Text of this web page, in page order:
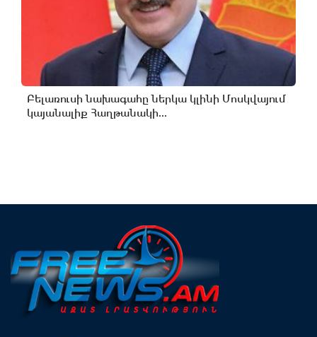
Բելառուսի նախագահը ներկա կլինի Մոսկվայում
կայանալիք Հաղթանակի...